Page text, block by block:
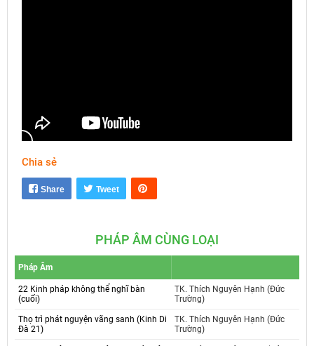
Chia sẻ
Share Tweet
PHÁP ÂM CÙNG LOẠI
Pháp Âm
22 Kinh pháp không thể nghĩ bàn
(cuối)
TK. Thích Nguyên Hạnh (Đức
Trường)
Thọ trì phát nguyện vãng sanh (Kinh Di
Đà 21)
TK. Thích Nguyên Hạnh (Đức
Trường)